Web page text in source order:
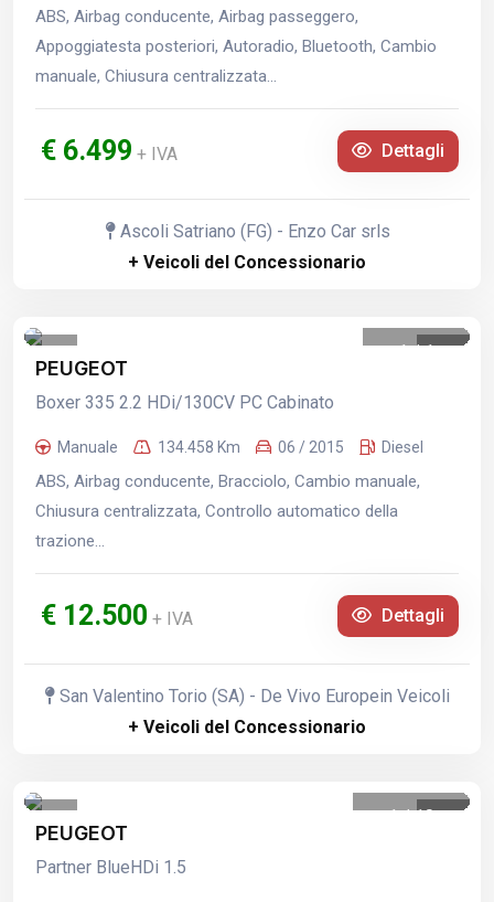
ABS, Airbag conducente, Airbag passeggero,
Appoggiatesta posteriori, Autoradio, Bluetooth, Cambio
manuale, Chiusura centralizzata...
€ 6.499 + IVA Dettagli
Ascoli Satriano (FG) - Enzo Car srls
+ Veicoli del Concessionario
1 /1
PEUGEOT
Boxer 335 2.2 HDi/130CV PC Cabinato
Manuale 134.458 Km 06 / 2015 Diesel
ABS, Airbag conducente, Bracciolo, Cambio manuale,
Chiusura centralizzata, Controllo automatico della
trazione...
€ 12.500 + IVA Dettagli
San Valentino Torio (SA) - De Vivo Europein Veicoli
+ Veicoli del Concessionario
1 /10
PEUGEOT
Partner BlueHDi 1.5